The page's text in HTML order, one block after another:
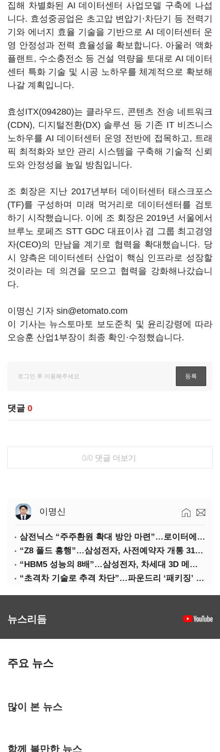
집해 차별화된 AI 데이터센터 사업모델 구축에 나섭
니다. 효성중공업은 초고압 변압기·차단기 등 전력기
기와 에너지 효율 기술을 기반으로 AI 데이터센터 운
영 안정성과 전력 효율성을 확보합니다. 아울러 액화
플랜트, 수소충전소 등 건설 역량을 토대로 AI 데이터
센터 특화 기술 및 시공 노하우를 체계적으로 확보해
나갈 계획입니다.
효성ITX(094280)는 클라우드, 콘텐츠 전송 네트워크
(CDN), 디지털전환(DX) 솔루션 등 기존 IT 비즈니스
노하우를 AI 데이터센터 운영 전반에 접목하고, 트래
픽 최적화와 보안 관리 시스템을 구축해 기술적 신뢰
도와 안정성을 높일 방침입니다.
조 회장은 지난 2017년부터 데이터센터 태스크포스
(TF)를 구성하며 미래 먹거리로 데이터센터를 검토
하기 시작했습니다. 이에 조 회장은 2019년 서울에서
브루노 로페즈 STT GDC 대표이사 겸 그룹 최고경영
자(CEO)의 만남을 계기로 협력을 확대했습니다. 당
시 양측은 데이터센터 산업이 핵심 인프라로 성장할
것이라는 데 의견을 모으고 협력을 강화해나갔습니
다.
이명신 기자 sin@etomato.com
이 기사는 뉴스토마토 보도준칙 및 윤리강령에 따라
오승훈 산업1부장이 최종 확인·수정했습니다.
댓글 0
0/0 댓글 더보기
이명신
삼전닉스 “주주환원 확대 방안 마련”…로이터에 성명 보내
“Z8 폴드 흥행”…삼성전자, 사전예약자 개통 31일까지 연장
“HBM5 성능의 8배”…삼성전자, 차세대 3D 메모리 ‘zHBM’ 공개
“초격차 기술로 추격 차단”…파운드리 ‘패키징’ 각축전
뉴스리듬
주요 뉴스
많이 본 뉴스
함께 볼만한 뉴스